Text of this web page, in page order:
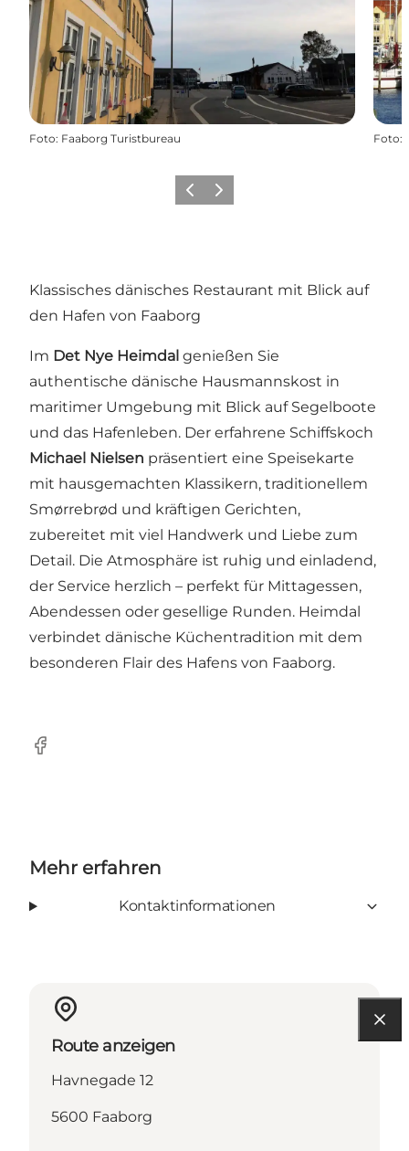
Foto: Faaborg Turistbureau Foto:
ZurückWeiter
Klassisches dänisches Restaurant mit Blick auf
den Hafen von Faaborg
Im Det Nye Heimdal genießen Sie
authentische dänische Hausmannskost in
maritimer Umgebung mit Blick auf Segelboote
und das Hafenleben. Der erfahrene Schiffskoch
Michael Nielsen präsentiert eine Speisekarte
mit hausgemachten Klassikern, traditionellem
Smørrebrød und kräftigen Gerichten,
zubereitet mit viel Handwerk und Liebe zum
Detail. Die Atmosphäre ist ruhig und einladend,
der Service herzlich – perfekt für Mittagessen,
Abendessen oder gesellige Runden. Heimdal
verbindet dänische Küchentradition mit dem
besonderen Flair des Hafens von Faaborg.
Facebook
Mehr erfahren
Kontaktinformationen
Route anzeigen
Havnegade 12
5600 Faaborg